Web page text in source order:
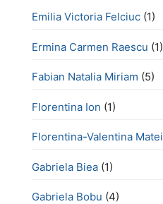
Emilia Victoria Felciuc (1)
Ermina Carmen Raescu (1)
Fabian Natalia Miriam (5)
Florentina Ion (1)
Florentina-Valentina Matei
Gabriela Biea (1)
Gabriela Bobu (4)